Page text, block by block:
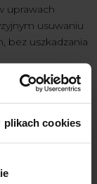
plikach cookies
uprawach
usuwaniu
bez uszkadzania
CH 1200
efektywnych
jest w